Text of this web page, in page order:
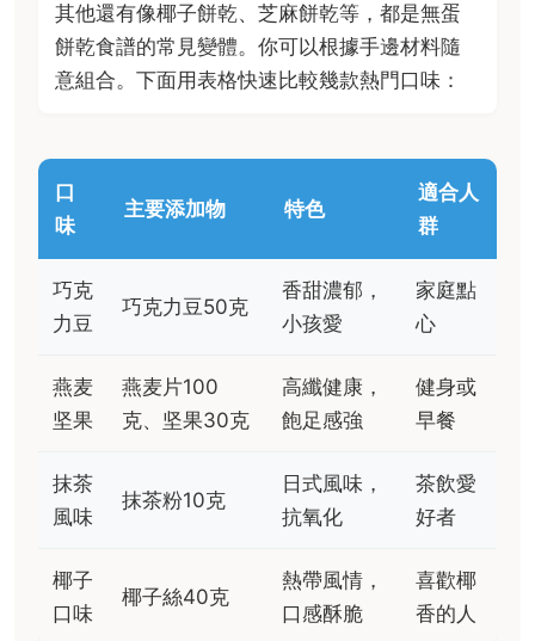
其他還有像椰子餅乾、芝麻餅乾等，都是無蛋
餅乾食譜的常見變體。你可以根據手邊材料隨
意組合。下面用表格快速比較幾款熱門口味：
口
味
主要添加物 特色
適合人
群
巧克
力豆
巧克力豆50克
香甜濃郁，
小孩愛
家庭點
心
燕麦
坚果
燕麦片100
克、坚果30克
高纖健康，
飽足感強
健身或
早餐
抹茶
風味
抹茶粉10克
日式風味，
抗氧化
茶飲愛
好者
椰子
口味
椰子絲40克
熱帶風情，
口感酥脆
喜歡椰
香的人